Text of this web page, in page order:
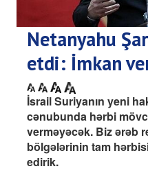
Netanyahu
etdi: İmkan
İsrail Suriyanın yeni
cənubunda hərbi
verməyəcək. Biz ərəb
bölgələrinin tam
edirik.